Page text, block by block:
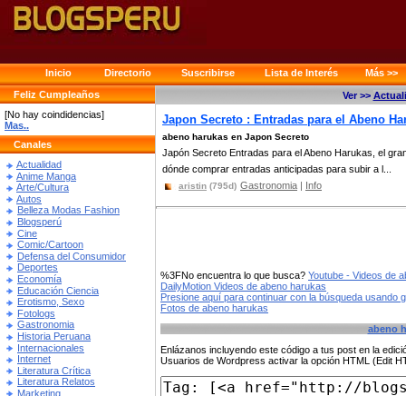
Inicio Directorio Suscribirse Lista de Interés
Más >>
Feliz Cumpleaños
[No hay coindidencias]
Mas..
Canales
Actualidad
Anime Manga
Arte/Cultura
Autos
Belleza Modas Fashion
Blogsperú
Cine
Comic/Cartoon
Defensa del Consumidor
Deportes
Economía
Educación Ciencia
Erotismo, Sexo
Fotologs
Gastronomia
Historia Peruana
Internacionales
Internet
Literatura Crítica
Literatura Relatos
Marketing
Ver >>
Japon Secreto : Entradas para el Abeno
abeno harukas en Japon Secreto
Japón Secreto Entradas para el Abeno Harukas, el
dónde comprar entradas anticipadas para subir a l...
aristin (795d) Gastronomia | Info
%3FNo encuentra lo que busca? Youtube - Videos de
DailyMotion Videos de abeno harukas
Presione aquí para continuar con la búsqueda usando
Fotos de abeno harukas
abeno
Enlázanos incluyendo este código a tus post en la
Usuarios de Wordpress activar la opción HTML (Edit